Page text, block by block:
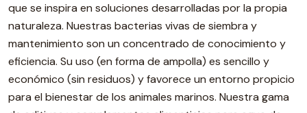
que se inspira en soluciones desarrolladas por la propia
naturaleza. Nuestras bacterias vivas de siembra y
mantenimiento son un concentrado de conocimiento y
eficiencia. Su uso (en forma de ampolla) es sencillo y
económico (sin residuos) y favorece un entorno propicio
para el bienestar de los animales marinos. Nuestra gama